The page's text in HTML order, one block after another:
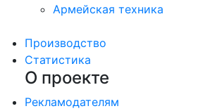
Армейская техника
Производство
Статистика
О проекте
Рекламодателям